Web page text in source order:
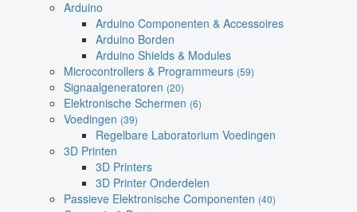
Arduino
Arduino Componenten & Accessoires
Arduino Borden
Arduino Shields & Modules
Microcontrollers & Programmeurs (59)
Signaalgeneratoren (20)
Elektronische Schermen (6)
Voedingen (39)
Regelbare Laboratorium Voedingen
3D Printen
3D Printers
3D Printer Onderdelen
Passieve Elektronische Componenten (40)